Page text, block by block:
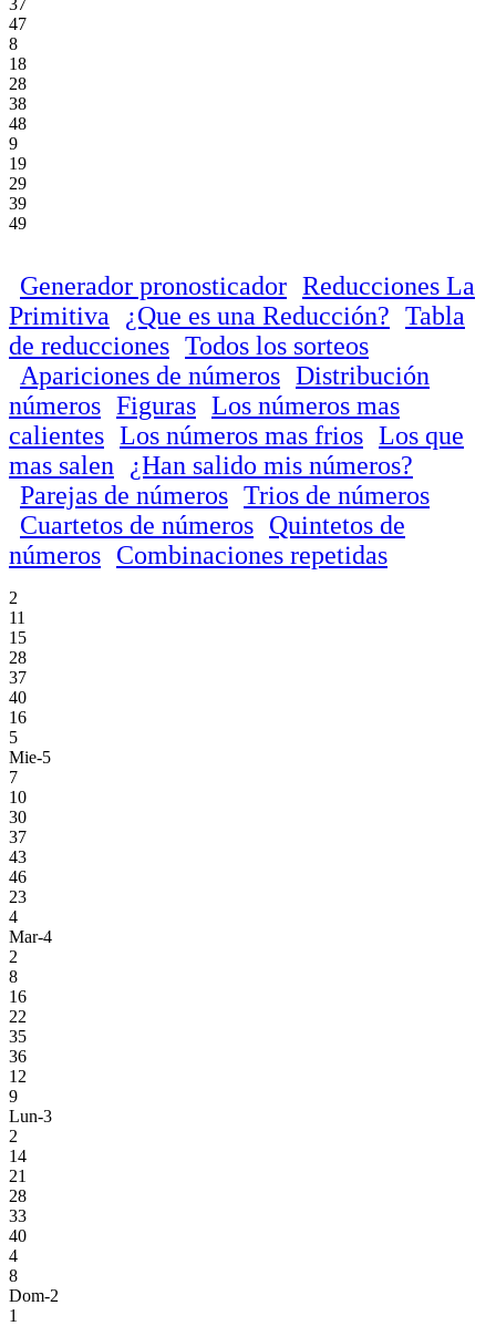
47
8
18
28
38
48
9
19
29
39
49
Generador pronosticador Reducciones La
Primitiva
¿Que es una Reducción? Tabla
de reducciones Todos los sorteos
Apariciones de números Distribución
números Figuras Los números mas
calientes Los números mas frios Los que
mas salen
¿Han salido mis números?
Parejas de números Trios de números
Cuartetos de números Quintetos de
números Combinaciones repetidas
2
11
15
28
37
40
16
5
Mie-5
7
10
30
37
43
46
23
4
Mar-4
2
8
16
22
35
36
12
9
Lun-3
2
14
21
28
33
40
4
8
Dom-2
1